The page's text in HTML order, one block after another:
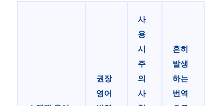
권장
영어
사
용
시
주
의
사
흔히
발생
하는
번역